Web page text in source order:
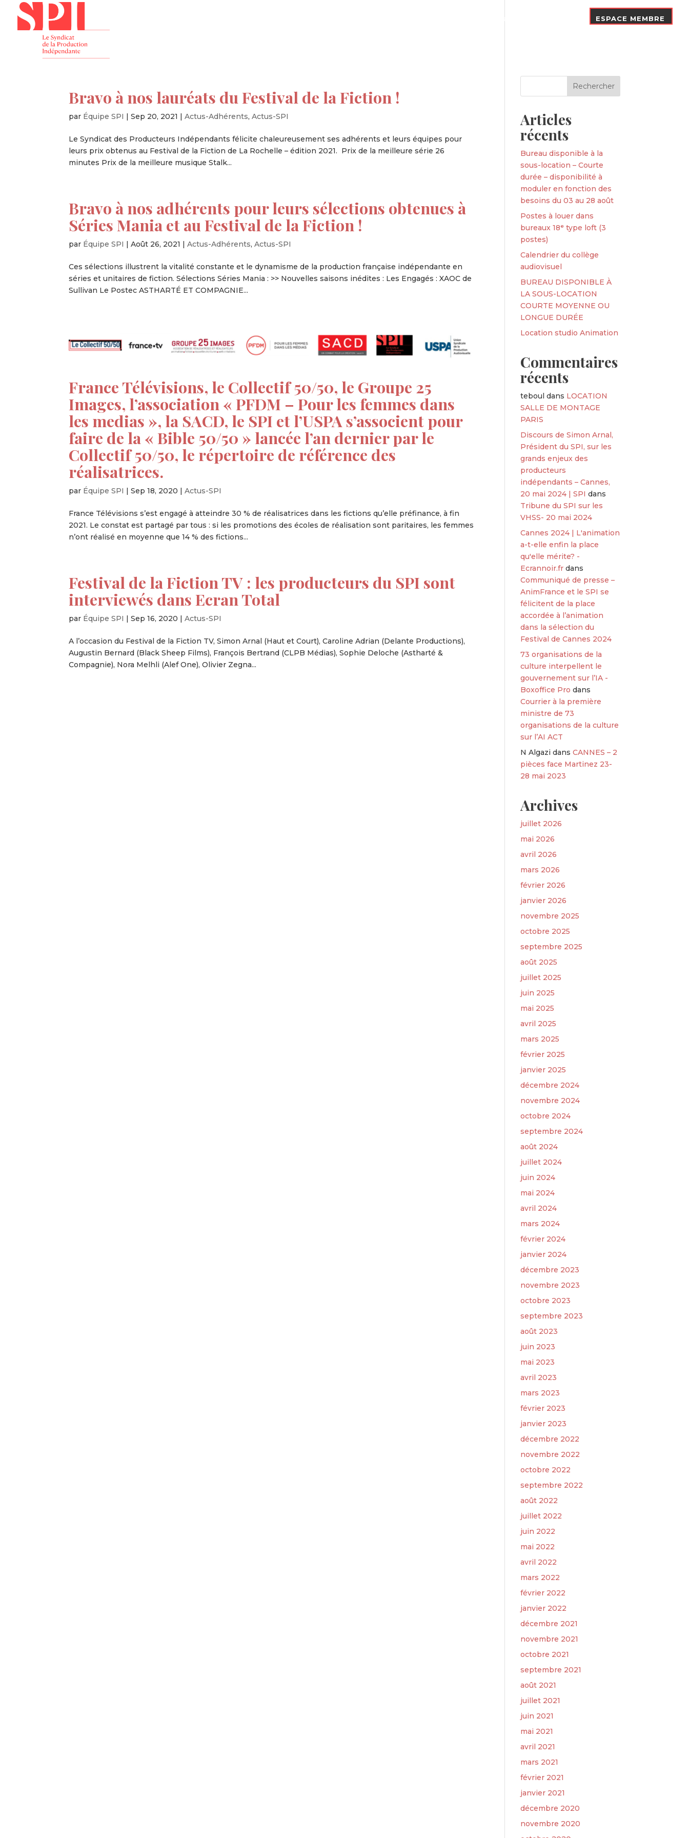
Nos Adhérents ESPACE MEMBRE
Bravo à nos lauréats du Festival de la Fiction !
par Équipe SPI |Sep 20, 2021 |Actus-Adhérents,Actus-SPI
Le Syndicat des Producteurs Indépendants félicite chaleureusement ses adhérents et leurs équipes pour
leurs prix obtenus au Festival de la Fiction de La Rochelle – édition 2021. Prix de la meilleure série 26
minutes Prix de la meilleure musique Stalk...
Bravo à nos adhérents pour leurs sélections obtenues à
Séries Mania et au Festival de la Fiction !
par Équipe SPI |Août 26, 2021 |Actus-Adhérents,Actus-SPI
Ces sélections illustrent la vitalité constante et le dynamisme de la production française indépendante en
séries et unitaires de fiction. Sélections Séries Mania : >> Nouvelles saisons inédites : Les Engagés : XAOC de
Sullivan Le Postec ASTHARTÉ ET COMPAGNIE...
France Télévisions, le Collectif 50/50, le Groupe 25
Images, l’association « PFDM – Pour les femmes dans
les medias », la SACD, le SPI et l’USPA s’associent pour
faire de la « Bible 50/50 » lancée l’an dernier par le
Collectif 50/50, le répertoire de référence des
réalisatrices.
par Équipe SPI |Sep 18, 2020 |Actus-SPI
France Télévisions s’est engagé à atteindre 30 % de réalisatrices dans les fictions qu’elle préfinance, à fin
2021. Le constat est partagé par tous : si les promotions des écoles de réalisation sont paritaires, les femmes
n’ont réalisé en moyenne que 14 % des fictions...
Festival de la Fiction TV : les producteurs du SPI sont
interviewés dans Ecran Total
par Équipe SPI |Sep 16, 2020 |Actus-SPI
A l’occasion du Festival de la Fiction TV, Simon Arnal (Haut et Court), Caroline Adrian (Delante Productions),
Augustin Bernard (Black Sheep Films), François Bertrand (CLPB Médias), Sophie Deloche (Astharté &
Compagnie), Nora Melhli (Alef One), Olivier Zegna...
Articles
récents
Bureau disponible à la
sous-location – Courte
durée – disponibilité à
moduler en fonction des
besoins du 03 au 28 août
Postes à louer dans
bureaux 18ᵉ type loft (3
postes)
Calendrier du collège
audiovisuel
BUREAU DISPONIBLE À
LA SOUS-LOCATION
COURTE MOYENNE OU
LONGUE DURÉE
Location studio Animation
Commentaires
récents
teboul dans LOCATION
SALLE DE MONTAGE
PARIS
Discours de Simon Arnal,
Président du SPI, sur les
grands enjeux des
producteurs
indépendants – Cannes,
20 mai 2024 | SPI dans
Tribune du SPI sur les
VHSS- 20 mai 2024
Cannes 2024 | L'animation
a-t-elle enfin la place
qu'elle mérite? -
Ecrannoir.fr dans
Communiqué de presse –
AnimFrance et le SPI se
félicitent de la place
accordée à l’animation
dans la sélection du
Festival de Cannes 2024
73 organisations de la
culture interpellent le
gouvernement sur l’IA -
Boxoffice Pro dans
Courrier à la première
ministre de 73
organisations de la culture
sur l’AI ACT
N Algazi dansCANNES – 2
pièces face Martinez 23-
28 mai 2023
Archives
juillet 2026
mai 2026
avril 2026
mars 2026
février 2026
janvier 2026
novembre 2025
octobre 2025
septembre 2025
août 2025
juillet 2025
juin 2025
mai 2025
avril 2025
mars 2025
février 2025
janvier 2025
décembre 2024
novembre 2024
octobre 2024
septembre 2024
août 2024
juillet 2024
juin 2024
mai 2024
avril 2024
mars 2024
février 2024
janvier 2024
décembre 2023
novembre 2023
octobre 2023
septembre 2023
août 2023
juin 2023
mai 2023
avril 2023
mars 2023
février 2023
janvier 2023
décembre 2022
novembre 2022
octobre 2022
septembre 2022
août 2022
juillet 2022
juin 2022
mai 2022
avril 2022
mars 2022
février 2022
janvier 2022
décembre 2021
novembre 2021
octobre 2021
septembre 2021
août 2021
juillet 2021
juin 2021
mai 2021
avril 2021
mars 2021
février 2021
janvier 2021
décembre 2020
novembre 2020